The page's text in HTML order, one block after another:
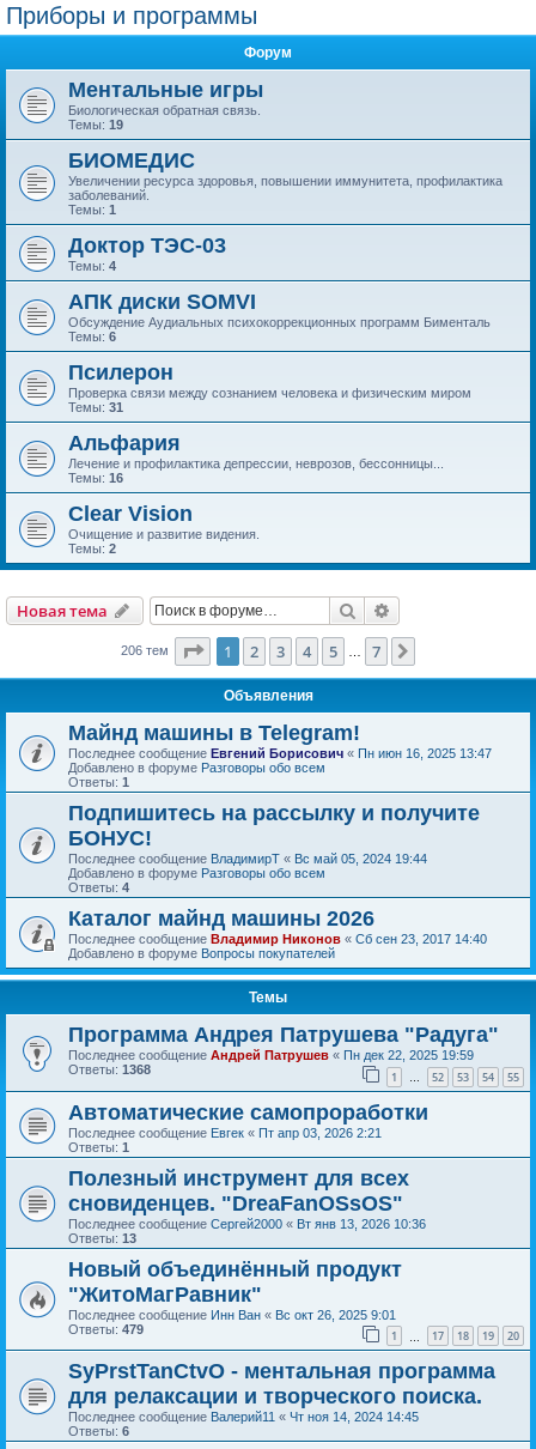
Приборы и программы
Форум
Ментальные игры
Биологическая обратная связь.
Темы: 19
БИОМЕДИС
Увеличении ресурса здоровья, повышении иммунитета, профилактика
заболеваний.
Темы: 1
Доктор ТЭС-03
Темы: 4
АПК диски SOMVI
Обсуждение Аудиальных психокоррекционных программ Бименталь
Темы: 6
Псилерон
Проверка связи между сознанием человека и физическим миром
Темы: 31
Альфария
Лечение и профилактика депрессии, неврозов, бессонницы...
Темы: 16
Clear Vision
Очищение и развитие видения.
Темы: 2
Новая тема Поиск
206 тем Страница из
1 2 3 4 5 7
Объявления
Майнд машины в Telegram!
Последнее сообщение Евгений Борисович « Пн июн 16, 2025 13:47
Добавлено в форуме Разговоры обо всем
Ответы: 1
Подпишитесь на рассылку и получите
БОНУС!
Последнее сообщение ВладимирТ « Вс май 05, 2024 19:44
Добавлено в форуме Разговоры обо всем
Ответы: 4
Каталог майнд машины 2026
Последнее сообщение Владимир Никонов « Сб сен 23, 2017 14:40
Добавлено в форуме Вопросы покупателей
Темы
Программа Андрея Патрушева "Радуга"
Последнее сообщение Андрей Патрушев « Пн дек 22, 2025 19:59
Ответы: 1368 1 … 52 53 54 55
Автоматические самопроработки
Последнее сообщение Евгек « Пт апр 03, 2026 2:21
Ответы: 1
Полезный инструмент для всех
сновиденцев. "DreaFanOSsOS"
Последнее сообщение Сергей2000 « Вт янв 13, 2026 10:36
Ответы: 13
Новый объединённый продукт
"ЖитоМагРавник"
Последнее сообщение Инн Ван « Вс окт 26, 2025 9:01
Ответы: 479 1 17 18 19 20
SyPrstTanCtvO - ментальная программа
для релаксации и творческого поиска.
Последнее сообщение Валерий11 « Чт ноя 14, 2024 14:45
Ответы: 6